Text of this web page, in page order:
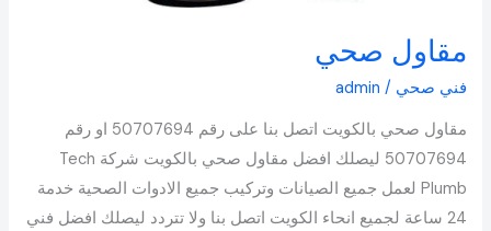
مقاول صحي
فني صحي /
admin
مقاول صحي بالكويت اتصل بنا على رقم 50707694 او رقم
50707694 ليصلك افضل مقاول صحي بالكويت شركة Tech
Plumb لعمل جميع الصيانات وتركيب جميع الادوات الصحية خدمة
24 ساعة لجميع انحاء الكويت اتصل بنا ولا تتردد ليصلك افضل فني